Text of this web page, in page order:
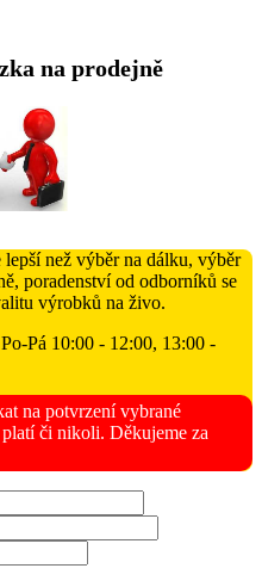
na prodejně
než výběr na dálku, výběr
poradenství od odborníků se
výrobků na živo.
Pá 10:00 - 12:00, 13:00 -
na potvrzení vybrané
či nikoli. Děkujeme za